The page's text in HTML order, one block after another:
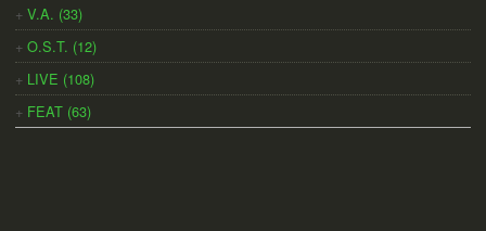
V.A. (33)
O.S.T. (12)
LIVE (108)
FEAT (63)